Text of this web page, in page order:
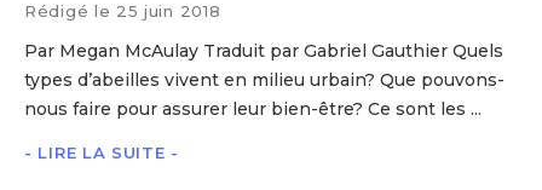
Rédigé le 25 juin 2018
Par Megan McAulay Traduit par Gabriel Gauthier Quels
types d’abeilles vivent en milieu urbain? Que pouvons-
nous faire pour assurer leur bien-être? Ce sont les ...
- LIRE LA SUITE -